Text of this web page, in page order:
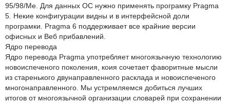
95/98/Me. Для данных ОС нужно применять програмку Pragma
5. Некие конфигурации видны и в интерфейсной доли
програмки. Pragma 6 поддерживает все крайние версии
офисных и Веб прибавлений.
Ядро перевода
Ядро перевода Pragma употребляет многоязычную технологию
новоиспеченого поколения, коия сочетает фаворитные мысли
из старенького двунаправленного расклада и новоиспеченого
многонаправленного. Мы устремляемся добиться лучших
итогов от многоязычной организации словарей при сохранении